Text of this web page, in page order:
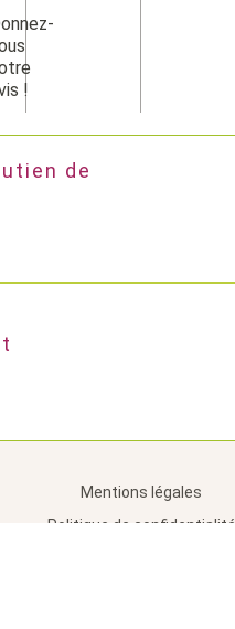
!
de
Mentions légales
Politique de confidentialité